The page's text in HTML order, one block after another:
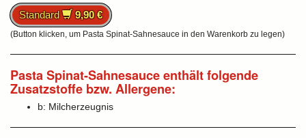
Standard 9,90 €
(Button klicken, um Pasta Spinat-Sahnesauce in den Warenkorb zu legen)
Pasta Spinat-Sahnesauce enthält folgende
Zusatzstoffe bzw. Allergene:
b: Milcherzeugnis